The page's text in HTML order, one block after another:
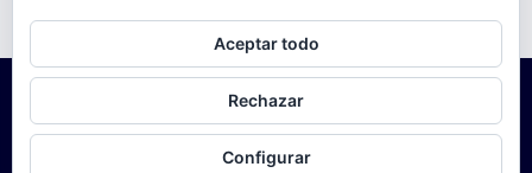
Aceptar todo
Rechazar
Configurar
Para obtener más información, incluido cómo gestionar las cookies,